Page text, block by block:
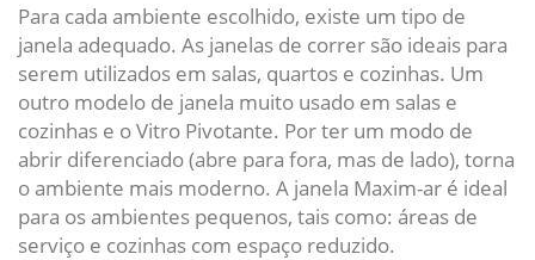
Para cada ambiente escolhido, existe um tipo de
janela adequado. As janelas de correr são ideais para
serem utilizados em salas, quartos e cozinhas. Um
outro modelo de janela muito usado em salas e
cozinhas e o Vitro Pivotante. Por ter um modo de
abrir diferenciado (abre para fora, mas de lado), torna
o ambiente mais moderno. A janela Maxim-ar é ideal
para os ambientes pequenos, tais como: áreas de
serviço e cozinhas com espaço reduzido.